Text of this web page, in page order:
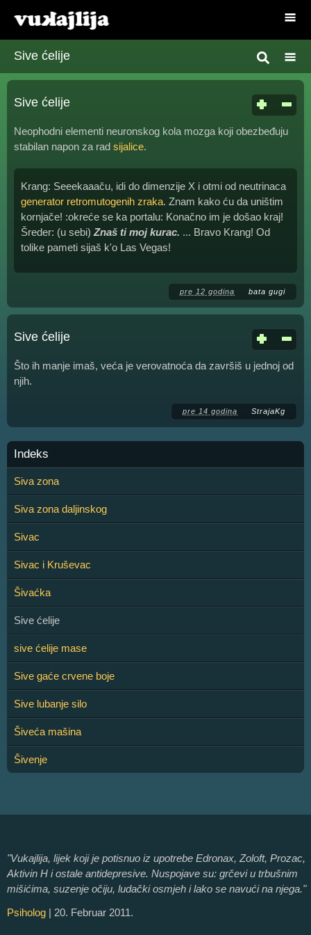
Sive ćelije
Sive ćelije
Neophodni elementi neuronskog kola mozga koji obezbeđuju
stabilan napon za rad sijalice.
Krang: Seeekaaaču, idi do dimenzije X i otmi od neutrinaca
generator retromutogenih zraka. Znam kako ću da uništim
kornjače! :okreće se ka portalu: Konačno im je došao kraj!
Šreder: (u sebi) Znaš ti moj kurac. ... Bravo Krang! Od
tolike pameti sijaš k'o Las Vegas!
pre 12 godina bata gugi
Sive ćelije
Što ih manje imaš, veća je verovatnoća da završiš u jednoj od
njih.
pre 14 godina StrajaKg
Indeks
Siva zona
Siva zona daljinskog
Sivac
Sivac i Kruševac
Šivaćka
Sive ćelije
sive ćelije mase
Sive gaće crvene boje
Sive lubanje silo
Šiveća mašina
Šivenje
"Vukajlija, lijek koji je potisnuo iz upotrebe Edronax, Zoloft, Prozac,
Aktivin H i ostale antidepresive. Nuspojave su: grčevi u trbušnim
mišićima, suzenje očiju, ludački osmjeh i lako se navući na njega."
Psiholog | 20. Februar 2011.